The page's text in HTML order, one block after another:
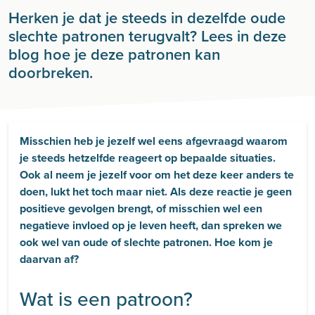
Herken je dat je steeds in dezelfde oude
slechte patronen terugvalt? Lees in deze
blog hoe je deze patronen kan
doorbreken.
Misschien heb je jezelf wel eens afgevraagd waarom
je steeds hetzelfde reageert op bepaalde situaties.
Ook al neem je jezelf voor om het deze keer anders te
doen, lukt het toch maar niet. Als deze reactie je geen
positieve gevolgen brengt, of misschien wel een
negatieve invloed op je leven heeft, dan spreken we
ook wel van oude of slechte patronen. Hoe kom je
daarvan af?
Wat is een patroon?